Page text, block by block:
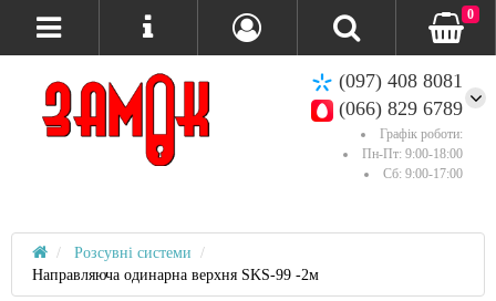
(097) 408 8081
(066) 829 6789
Графік роботи:
Пн-Пт: 9:00-18:00
Сб: 9:00-17:00
0
Розсувні системи
Направляюча одинарна верхня SKS-99 -2м